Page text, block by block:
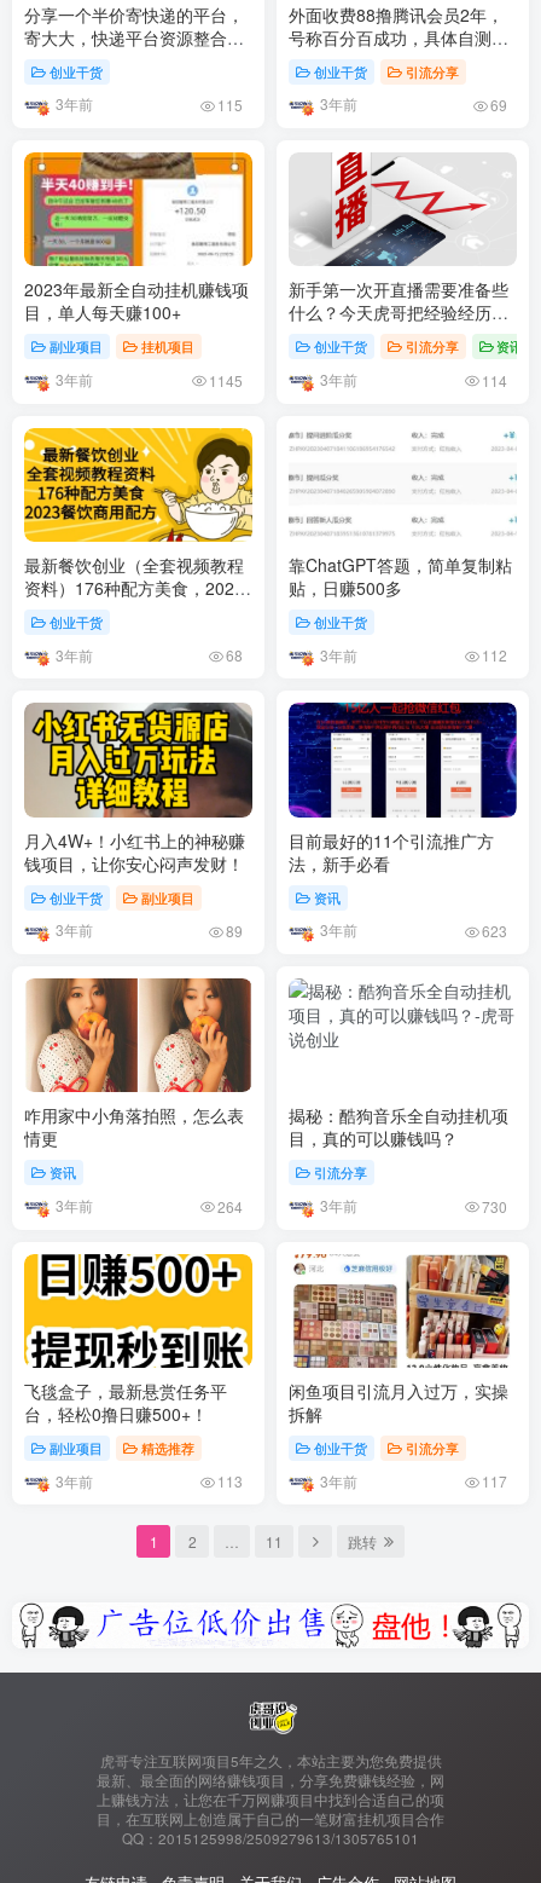
分享一个半价寄快递的平台，
寄大大，快递平台资源整合模
式类似好省，高佣联盟
创业干货
3年前 115
外面收费88撸腾讯会员2年，
号称百分百成功，具体自测
【操作教程】
创业干货 引流分享
3年前 69
2023年最新全自动挂机赚钱项
目，单人每天赚100+
副业项目 挂机项目
3年前 1145
新手第一次开直播需要准备些
什么？今天虎哥把经验经历分
享给你创业干货 引流分享 资讯
3年前 114
最新餐饮创业（全套视频教程
资料）176种配方美食，2023
餐饮商用配方
创业干货
3年前 68
靠ChatGPT答题，简单复制粘
贴，日赚500多
创业干货
3年前 112
月入4W+！小红书上的神秘赚
钱项目，让你安心闷声发财！
创业干货 副业项目
3年前 89
目前最好的11个引流推广方
法，新手必看
资讯
3年前 623
咋用家中小角落拍照，怎么表
情更
资讯
3年前 264
揭秘：酷狗音乐全自动挂机项
目，真的可以赚钱吗？
引流分享
3年前 730
飞毯盒子，最新悬赏任务平
台，轻松0撸日赚500+！
副业项目 精选推荐
3年前 113
闲鱼项目引流月入过万，实操
拆解
创业干货 引流分享
3年前 117
1 2 11 跳转
虎哥专注互联网项目5年之久，本站主要为您免费提供
最新、最全面的网络赚钱项目，分享免费赚钱经验，网
上赚钱方法，让您在千万网赚项目中找到合适自己的项
目，在互联网上创造属于自己的一笔财富挂机项目合作
QQ：2015125998/2509279613/1305765101